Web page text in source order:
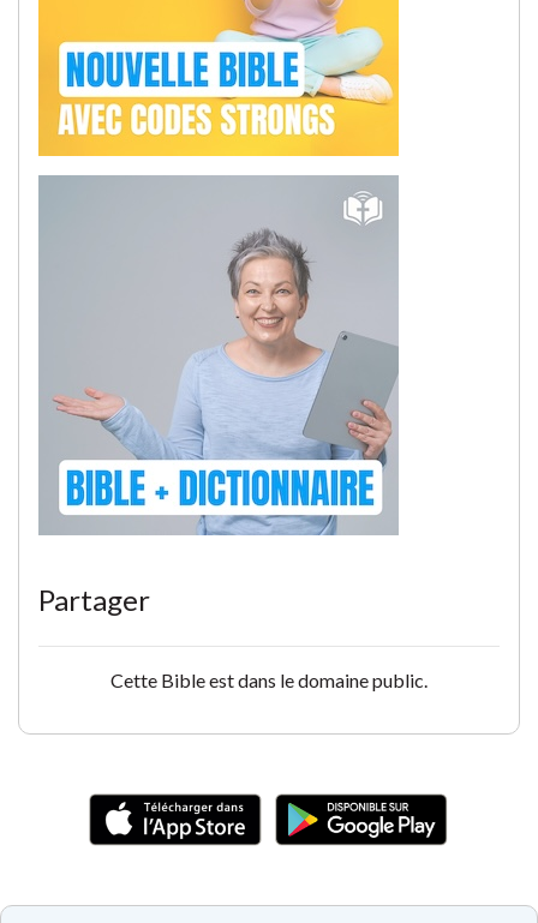
Partager
Cette Bible est dans le domaine public.